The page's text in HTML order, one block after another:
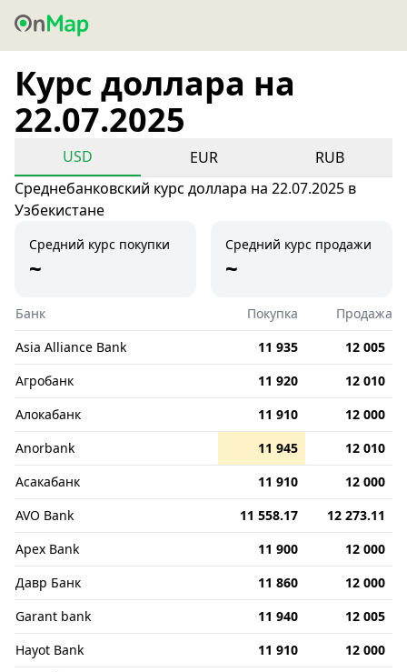
Курс доллара на
22.07.2025
USD EUR
RUB
Среднебанковский курс доллара на 22.07.2025 в
Узбекистане
Средний курс покупки
~
Средний курс продажи
~
Банк Покупка
Продажа
Asia Alliance Bank
11 935
12 005
Агробанк
11 920
12 010
Алокабанк
11 910
12 000
Anorbank
11 945
12 010
Асакабанк
11 910
12 000
AVO Bank
11 558.17
12 273.11
Apex Bank
11 900
12 000
Давр Банк
11 860
12 000
Garant bank
11 940
12 005
Hayot Bank
11 910
12 000